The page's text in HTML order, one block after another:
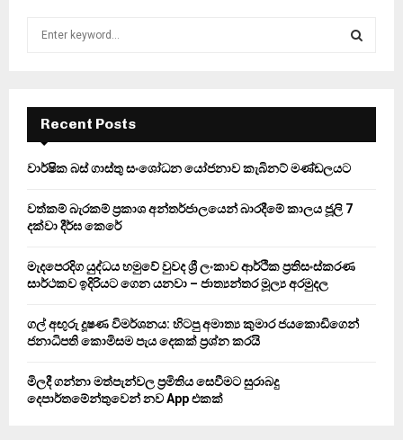
f
r
E
A
Recent Posts
වාර්ෂික බස් ගාස්තු සංශෝධන යෝජනාව කැබිනට් මණ්ඩලයට
වත්කම් බැරකම් ප්‍රකාශ අන්තර්ජාලයෙන් බාරදීමේ කාලය ජූලි 7
දක්වා දීර්ඝ කෙරේ
මැදපෙරදිග යුද්ධය හමුවේ වුවද ශ්‍රී ලංකාව ආර්ථික ප්‍රතිසංස්කරණ
සාර්ථකව ඉදිරියට ගෙන යනවා – ජාත්‍යන්තර මූල්‍ය අරමුදල
ගල් අඟුරු දූෂණ විමර්ශනය: හිටපු අමාත්‍ය කුමාර ජයකොඩිගෙන්
ජනාධිපති කොමිසම පැය දෙකක් ප්‍රශ්න කරයි
මිලදී ගන්නා මත්පැන්වල ප්‍රමිතිය සෙවීමට සුරාබදු
දෙපාර්තමේන්තුවෙන් නව App එකක්